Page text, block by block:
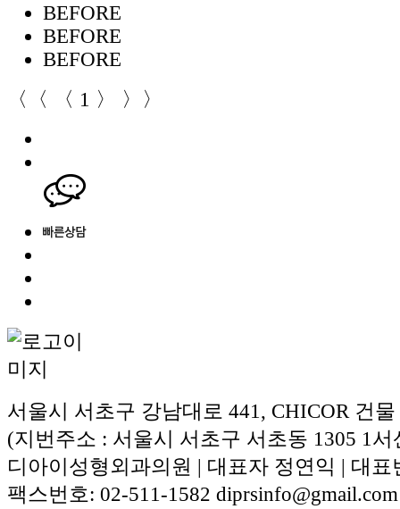
BEFORE
BEFORE
BEFORE
〈〈
〈 1 〉 〉〉
서울시 서초구 강남대로 441, CHICOR 건물
(지번주소 : 서울시 서초구 서초동 1305 1서
디아이성형외과의원 | 대표자 정연익 | 대표
팩스번호: 02-511-1582 diprsinfo@gmail.com